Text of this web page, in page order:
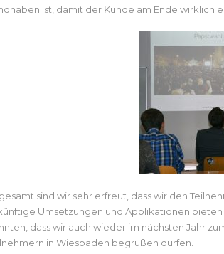
ist, damit der Kunde am Ende wirklich
sind wir sehr erfreut, dass wir den
Umsetzungen und Applikationen
dass wir auch wieder im nächsten Jahr
in Wiesbaden begrüßen dürfen.